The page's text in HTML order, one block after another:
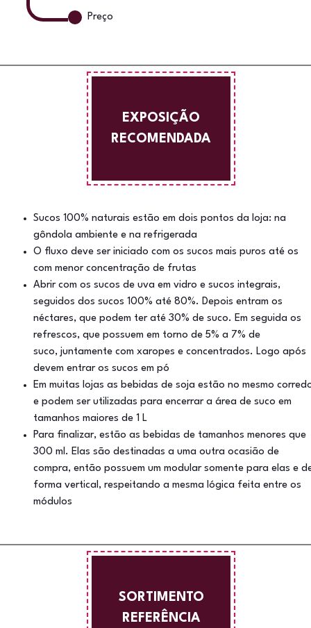
Preço
EXPOSIÇÃO
RECOMENDADA
Sucos 100% naturais estão em dois pontos da loja: na
gôndola ambiente e na refrigerada
O fluxo deve ser iniciado com os sucos mais puros até os
com menor concentração de frutas
Abrir com os sucos de uva em vidro e sucos integrais,
seguidos dos sucos 100% até 80%. Depois entram os
néctares, que podem ter até 30% de suco. Em seguida os
refrescos, que possuem em torno de 5% a 7% de
suco, juntamente com xaropes e concentrados. Logo após
devem entrar os sucos em pó
Em muitas lojas as bebidas de soja estão no mesmo
e podem ser utilizadas para encerrar a área de suco em
tamanhos maiores de 1 L
Para finalizar, estão as bebidas de tamanhos menores que
300 ml. Elas são destinadas a uma outra ocasião de
compra, então possuem um modular somente para elas e
forma vertical, respeitando a mesma lógica feita entre os
módulos
SORTIMENTO
REFERÊNCIA